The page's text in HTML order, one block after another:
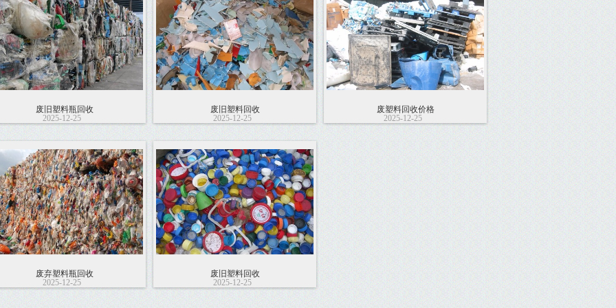
废旧塑料瓶回收
2025-12-25
废旧塑料回收
2025-12-25
废塑料回收价格
2025-12-25
废弃塑料瓶回收
2025-12-25
废旧塑料回收
2025-12-25